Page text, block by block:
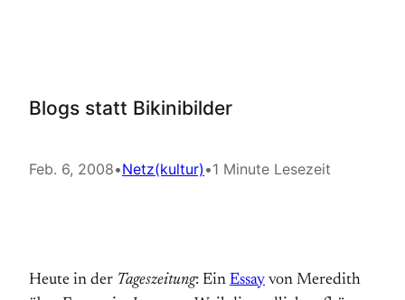
Blogs statt Bikinibilder
Feb. 6, 2008•Netz(kultur) •1 Minute Lesezeit
Heute in der Tageszeitung: Ein Essay von Meredith